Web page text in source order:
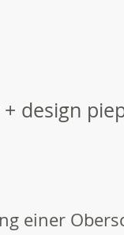
design
einer